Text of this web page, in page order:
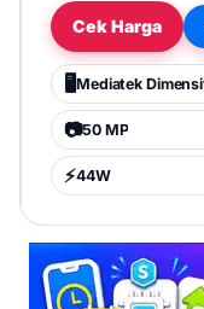
Cek Harga
🖥️
📷50 MP
⚡44W